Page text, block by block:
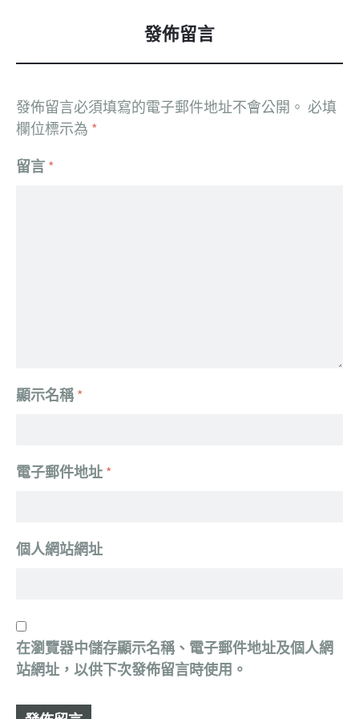
發佈留言
發佈留言必須填寫的電子郵件地址不會公開。 必填
欄位標示為 *
留言 *
顯示名稱*
電子郵件地址 *
個人網站網址
在瀏覽器中儲存顯示名稱、電子郵件地址及個人網
站網址，以供下次發佈留言時使用。